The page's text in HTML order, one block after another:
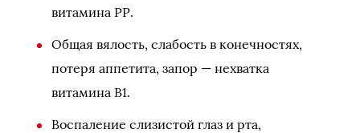
витамина РР.
Общая вялость, слабость в конечностях,
потеря аппетита, запор — нехватка
витамина В1.
Воспаление слизистой глаз и рта,